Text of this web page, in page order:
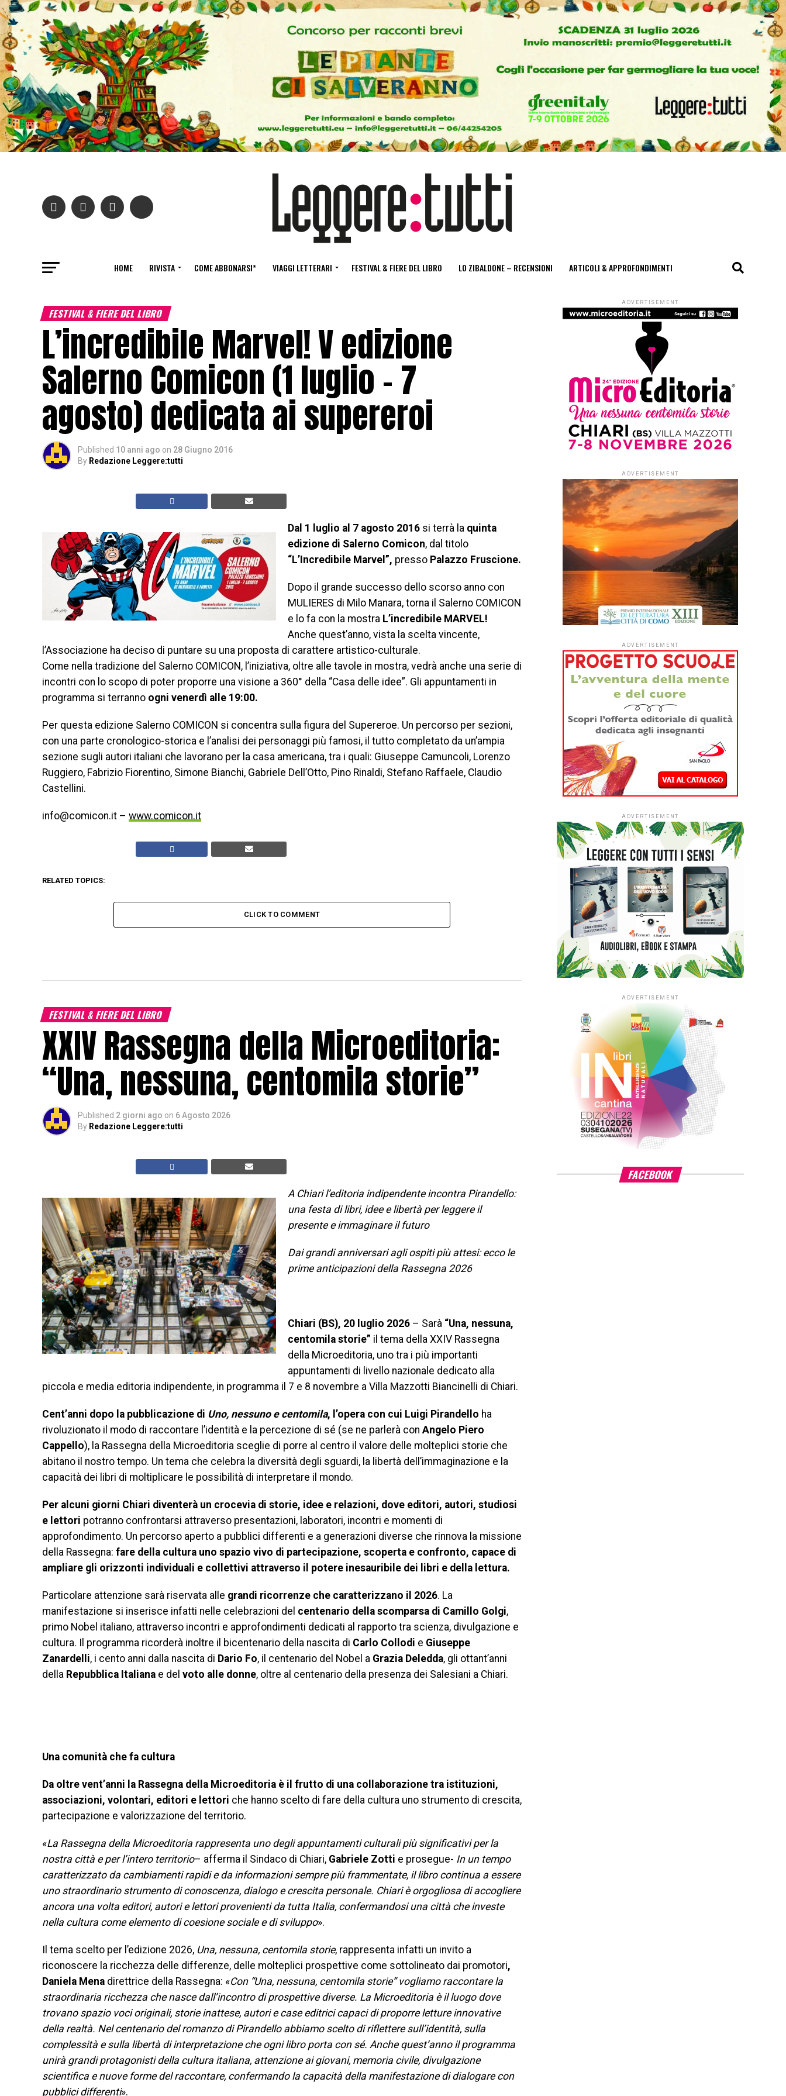
HOME RIVISTA COME ABBONARSI* VIAGGI LETTERARI FESTIVAL & FIERE DEL LIBRO LO ZIBALDONE – RECENSIONI ARTICOLI & APPROFONDIMENTI
FESTIVAL & FIERE DEL LIBRO
L’incredibile Marvel! V edizione
Salerno Comicon (1 luglio – 7
agosto) dedicata ai supereroi
Published 10 anni ago on 28 Giugno 2016
By Redazione Leggere:tutti
Dal 1 luglio al 7 agosto 2016 si terrà la quinta
edizione di Salerno Comicon, dal titolo
“L’Incredibile Marvel”, presso Palazzo Fruscione.
Dopo il grande successo dello scorso anno con
MULIERES di Milo Manara, torna il Salerno COMICON
e lo fa con la mostra L’incredibile MARVEL!
Anche quest’anno, vista la scelta vincente,
l’Associazione ha deciso di puntare su una proposta di carattere artistico-culturale.
Come nella tradizione del Salerno COMICON, l’iniziativa, oltre alle tavole in mostra, vedrà anche una serie di
incontri con lo scopo di poter proporre una visione a 360° della “Casa delle idee”. Gli appuntamenti in
programma si terranno ogni venerdì alle 19:00.
Per questa edizione Salerno COMICON si concentra sulla figura del Supereroe. Un percorso per sezioni,
con una parte cronologico-storica e l’analisi dei personaggi più famosi, il tutto completato da un’ampia
sezione sugli autori italiani che lavorano per la casa americana, tra i quali: Giuseppe Camuncoli, Lorenzo
Ruggiero, Fabrizio Fiorentino, Simone Bianchi, Gabriele Dell’Otto, Pino Rinaldi, Stefano Raffaele, Claudio
Castellini.
info@comicon.it – www.comicon.it
RELATED TOPICS:
CLICK TO COMMENT
FESTIVAL & FIERE DEL LIBRO
XXIV Rassegna della Microeditoria:
“Una, nessuna, centomila storie”
Published 2 giorni ago on 6 Agosto 2026
By Redazione Leggere:tutti
A Chiari l’editoria indipendente incontra Pirandello:
una festa di libri, idee e libertà per leggere il
presente e immaginare il futuro
Dai grandi anniversari agli ospiti più attesi: ecco le
prime anticipazioni della Rassegna 2026
Chiari (BS), 20 luglio 2026 – Sarà “Una, nessuna,
centomila storie” il tema della XXIV Rassegna
della Microeditoria, uno tra i più importanti
appuntamenti di livello nazionale dedicato alla
piccola e media editoria indipendente, in programma il 7 e 8 novembre a Villa Mazzotti Biancinelli di Chiari.
Cent’anni dopo la pubblicazione di Uno, nessuno e centomila, l’opera con cui Luigi Pirandello ha
rivoluzionato il modo di raccontare l’identità e la percezione di sé (se ne parlerà con Angelo Piero
Cappello), la Rassegna della Microeditoria sceglie di porre al centro il valore delle molteplici storie che
abitano il nostro tempo. Un tema che celebra la diversità degli sguardi, la libertà dell’immaginazione e la
capacità dei libri di moltiplicare le possibilità di interpretare il mondo.
Per alcuni giorni Chiari diventerà un crocevia di storie, idee e relazioni, dove editori, autori, studiosi
e lettori potranno confrontarsi attraverso presentazioni, laboratori, incontri e momenti di
approfondimento. Un percorso aperto a pubblici differenti e a generazioni diverse che rinnova la missione
della Rassegna: fare della cultura uno spazio vivo di partecipazione, scoperta e confronto, capace di
ampliare gli orizzonti individuali e collettivi attraverso il potere inesauribile dei libri e della lettura.
Particolare attenzione sarà riservata alle grandi ricorrenze che caratterizzano il 2026. La
manifestazione si inserisce infatti nelle celebrazioni del centenario della scomparsa di Camillo Golgi,
primo Nobel italiano, attraverso incontri e approfondimenti dedicati al rapporto tra scienza, divulgazione e
cultura. Il programma ricorderà inoltre il bicentenario della nascita di Carlo Collodi e Giuseppe
Zanardelli, i cento anni dalla nascita di Dario Fo, il centenario del Nobel a Grazia Deledda, gli ottant’anni
della Repubblica Italiana e del voto alle donne, oltre al centenario della presenza dei Salesiani a Chiari.
Una comunità che fa cultura
Da oltre vent’anni la Rassegna della Microeditoria è il frutto di una collaborazione tra istituzioni,
associazioni, volontari, editori e lettori che hanno scelto di fare della cultura uno strumento di crescita,
partecipazione e valorizzazione del territorio.
«La Rassegna della Microeditoria rappresenta uno degli appuntamenti culturali più significativi per la
nostra città e per l’intero territorio– afferma il Sindaco di Chiari, Gabriele Zotti e prosegue- In un tempo
caratterizzato da cambiamenti rapidi e da informazioni sempre più frammentate, il libro continua a essere
uno straordinario strumento di conoscenza, dialogo e crescita personale. Chiari è orgogliosa di accogliere
ancora una volta editori, autori e lettori provenienti da tutta Italia, confermandosi una città che investe
nella cultura come elemento di coesione sociale e di sviluppo».
Il tema scelto per l’edizione 2026, Una, nessuna, centomila storie, rappresenta infatti un invito a
riconoscere la ricchezza delle differenze, delle molteplici prospettive come sottolineato dai promotori,
Daniela Mena direttrice della Rassegna: «Con “Una, nessuna, centomila storie” vogliamo raccontare la
straordinaria ricchezza che nasce dall’incontro di prospettive diverse. La Microeditoria è il luogo dove
trovano spazio voci originali, storie inattese, autori e case editrici capaci di proporre letture innovative
della realtà. Nel centenario del romanzo di Pirandello abbiamo scelto di riflettere sull’identità, sulla
complessità e sulla libertà di interpretazione che ogni libro porta con sé. Anche quest’anno il programma
unirà grandi protagonisti della cultura italiana, attenzione ai giovani, memoria civile, divulgazione
scientifica e nuove forme del raccontare, confermando la capacità della manifestazione di dialogare con
pubblici differenti».
ADVERTISEMENT
ADVERTISEMENT
ADVERTISEMENT
ADVERTISEMENT
ADVERTISEMENT
FACEBOOK